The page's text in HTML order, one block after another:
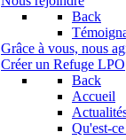
Back
Grâce à vous, nous
Créer un Refuge LPO
Back
Accueil
Qu'est-